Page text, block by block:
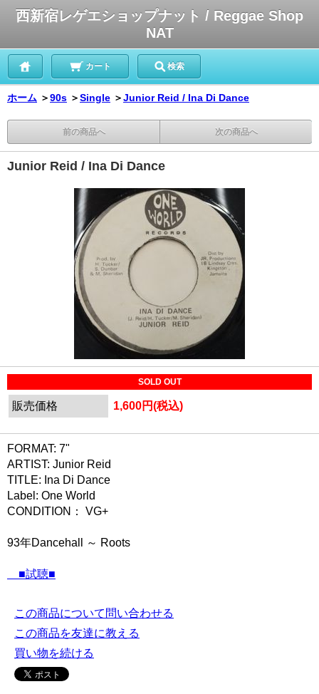
西新宿レゲエショップナット / Reggae Shop
NAT
カート 検索
ホーム ＞90s ＞Single ＞Junior Reid / Ina Di Dance
前の商品へ 次の商品へ
Junior Reid / Ina Di Dance
SOLD OUT
販売価格 1,600円(税込)
FORMAT: 7"
ARTIST: Junior Reid
TITLE: Ina Di Dance
Label: One World
CONDITION： VG+
93年Dancehall ～ Roots
■試聴■
この商品について問い合わせる
この商品を友達に教える
買い物を続ける